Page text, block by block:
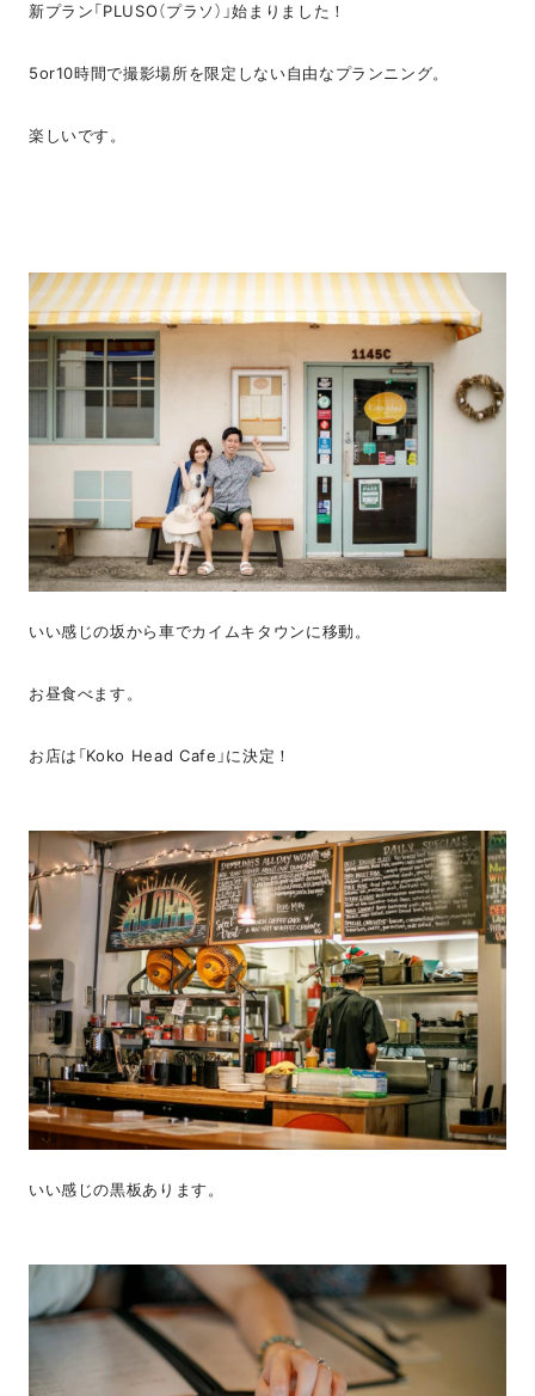
新プラン「PLUSO（プラソ）」始まりました！
5or10時間で撮影場所を限定しない自由なプランニング。
楽しいです。
いい感じの坂から車でカイムキタウンに移動。
お昼食べます。
お店は「Koko Head Cafe」に決定！
いい感じの黒板あります。